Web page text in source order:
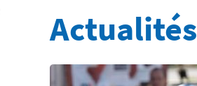
Actualités